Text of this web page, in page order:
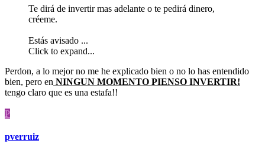
Te dirá de invertir mas adelante o te pedirá dinero,
créeme.
Estás avisado ...
Click to expand...
Perdon, a lo mejor no me he explicado bien o no lo has entendido
bien, pero en NINGUN MOMENTO PIENSO INVERTIR!
tengo claro que es una estafa!!
P
pverruiz